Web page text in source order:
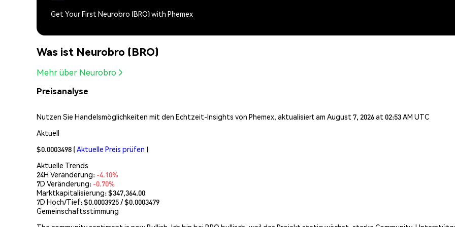
Get Your First Neurobro (BRO) with Phemex
Was ist Neurobro (BRO)
Mehr über Neurobro
Preisanalyse
Nutzen Sie Handelsmöglichkeiten mit den Echtzeit-Insights von Phemex, aktualisiert am August 7, 2026 at 02:53 AM UTC
Aktuell
$0.0003498 (Aktuelle Preis prüfen )
Aktuelle Trends
24H Veränderung: -4.10%
7D Veränderung: -0.70%
Marktkapitalisierung:$347,364.00
7D Hoch/Tief: $0.0003925/ $0.0003479
Gemeinschaftsstimmung